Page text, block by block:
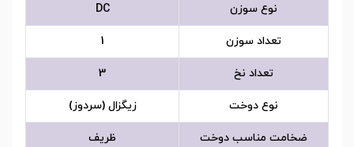
نوع سوزن DC
تعداد سوزن 1
تعداد نخ 3
نوع دوخت زیگزال (سردوز)
ضخامت مناسب دوخت ظریف